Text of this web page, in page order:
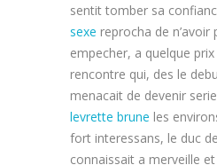
sentit tomber sa
sexe reprocha de n’avoir
empecher, a quelque
rencontre qui, des le
menacait de devenir
levrette brune les
fort interessans, le duc
connaissait a merveille